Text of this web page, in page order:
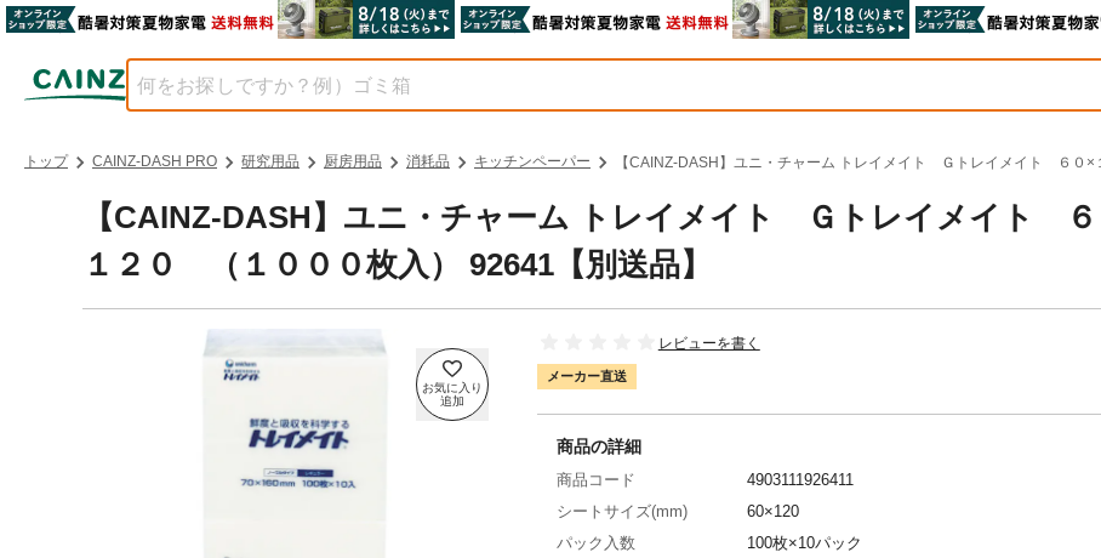
トップ CAINZ-DASH PRO 研究用品 厨房用品 消耗品 キッチンペーパー 【CAINZ-DASH】ユニ・チャーム トレイメイト Ｇトレイメイト ６０
【CAINZ-DASH】ユニ・チャーム トレイメイト Ｇトレイメイト
１２０ （１０００枚入） 92641【別送品】
レビューを書く
メーカー直送
商品の詳細
商品コード
4903111926411
シートサイズ(mm)
60×120
パック入数
100枚×10パック